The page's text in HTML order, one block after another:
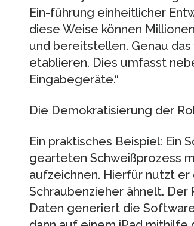
Ein-führung einheitlicher
diese Weise können
und bereitstellen. Genau
etablieren. Dies umfasst
Eingabegeräte.“
Die Demokratisierung der
Ein praktisches Beispiel: Ein
gearteten Schweißprozess
aufzeichnen. Hierfür nutzt
Schraubenzieher ähnelt.
Daten generiert die